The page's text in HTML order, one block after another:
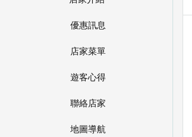
優惠訊息
店家菜單
遊客心得
聯絡店家
地圖導航